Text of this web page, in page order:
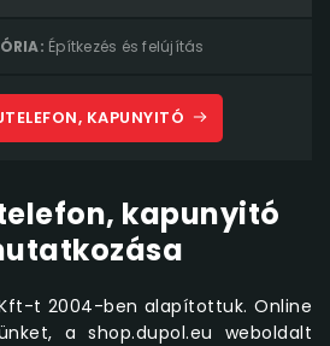
Építkezés és felújítás
KAPUNYITÓ
kapunyitó
Kft-t 2004-ben alapítottuk. Online
a shop.dupol.eu weboldalt